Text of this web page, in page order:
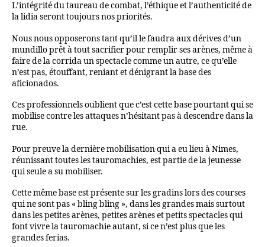
L’intégrité du taureau de combat, l’éthique et l’authenticité de
la lidia seront toujours nos priorités.
Nous nous opposerons tant qu’il le faudra aux dérives d’un
mundillo prêt à tout sacrifier pour remplir ses arènes, même à
faire de la corrida un spectacle comme un autre, ce qu’elle
n’est pas, étouffant, reniant et dénigrant la base des
aficionados.
Ces professionnels oublient que c’est cette base pourtant qui se
mobilise contre les attaques n’hésitant pas à descendre dans la
rue.
Pour preuve la dernière mobilisation qui a eu lieu à Nimes,
réunissant toutes les tauromachies, est partie de la jeunesse
qui seule a su mobiliser.
Cette même base est présente sur les gradins lors des courses
qui ne sont pas « bling bling », dans les grandes mais surtout
dans les petites arènes, petites arènes et petits spectacles qui
font vivre la tauromachie autant, si ce n’est plus que les
grandes ferias.